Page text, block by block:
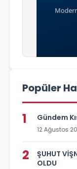
Popüler
1 Gündem
12 Ağustos
2
ŞUHUT
OLDU